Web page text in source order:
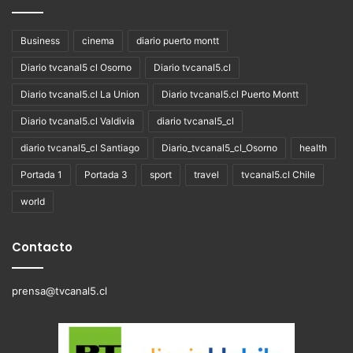
Business cinema diario puerto montt
Diario tvcanal5 cl Osorno Diario tvcanal5.cl
Diario tvcanal5.cl La Union Diario tvcanal5.cl Puerto Montt
Diario tvcanal5.cl Valdivia diario tvcanal5_cl
diario tvcanal5_cl Santiago Diario_tvcanal5_cl_Osorno health
Portada 1 Portada 3 sport travel tvcanal5.cl Chile
world
Contacto
prensa@tvcanal5.cl